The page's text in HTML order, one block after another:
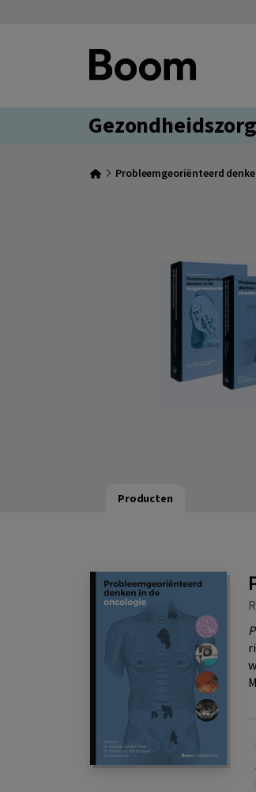
Gezondheidszorg
Probleemgeoriënteerd
Producten